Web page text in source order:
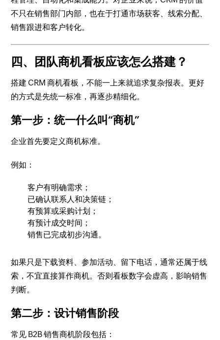
不只在销售部门内部，也在于打通市场获客、线索分配、
销售跟进和客户转化。
四、团队商机看板应该怎么搭建？
搭建 CRM 商机看板，不能一上来就追求复杂报表。更好
的方式是先统一标准，再逐步精细化。
第一步：统一什么叫“商机”
企业首先要定义商机标准。
例如：
客户有明确需求；
已确认联系人和决策链；
有预算或采购计划；
有预计成交时间；
销售已完成初步沟通。
如果只是下载资料、参加活动、留下电话，通常还属于线
索，不宜直接算作商机。否则看板数字会虚高，影响销售
判断。
第二步：设计销售阶段
常见 B2B 销售商机阶段包括：